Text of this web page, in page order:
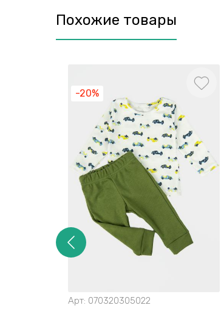
Похожие товары
-20%
Арт: 070320305022